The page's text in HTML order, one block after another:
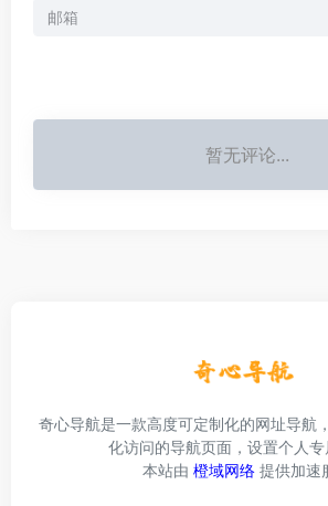
暂无评论...
奇心导航是一款高度可定制化的网址导航
化访问的导航页面，设置个人专
本站由 橙域网络 提供加速